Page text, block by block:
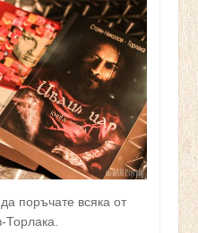
поръчате всяка от
Торлака.